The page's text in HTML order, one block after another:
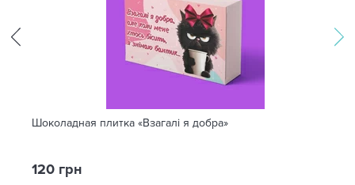
Шоколадная плитка «Взагалі я добра»
120 грн